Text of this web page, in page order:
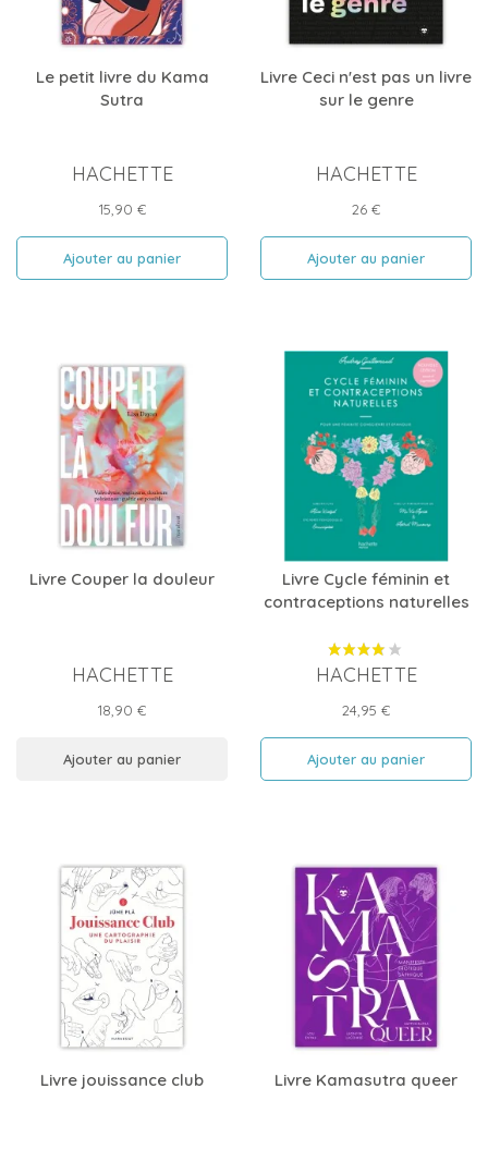
Le petit livre du Kama
Sutra
HACHETTE
Prix
15,90 €
Ajouter au panier
Livre Ceci n'est pas un livre
sur le genre
HACHETTE
Prix
26 €
Ajouter au panier
Livre Couper la douleur
HACHETTE
Prix
18,90 €
Ajouter au panier
Livre Cycle féminin et
contraceptions naturelles
HACHETTE
Prix
24,95 €
Ajouter au panier
Livre jouissance club Livre Kamasutra queer